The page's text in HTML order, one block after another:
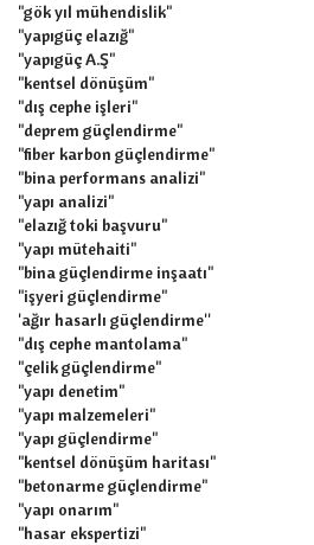
"gök yıl mühendislik"
"yapıgüç elazığ"
"yapıgüç A.Ş"
"kentsel dönüşüm"
"dış cephe işleri"
"deprem güçlendirme"
"fiber karbon güçlendirme"
"bina performans analizi"
"yapı analizi"
"elazığ toki başvuru"
"yapı mütehaiti"
"bina güçlendirme inşaatı"
"işyeri güçlendirme"
'ağır hasarlı güçlendirme''
"dış cephe mantolama"
"çelik güçlendirme"
"yapı denetim"
"yapı malzemeleri"
"yapı güçlendirme"
"kentsel dönüşüm haritası"
"betonarme güçlendirme"
"yapı onarım"
"hasar ekspertizi"